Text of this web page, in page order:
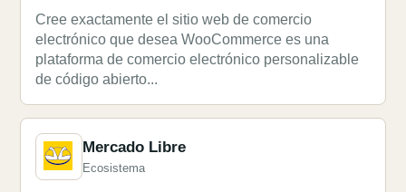
Cree exactamente el sitio web de comercio
electrónico que desea WooCommerce es una
plataforma de comercio electrónico personalizable
de código abierto...
Mercado Libre
Ecosistema